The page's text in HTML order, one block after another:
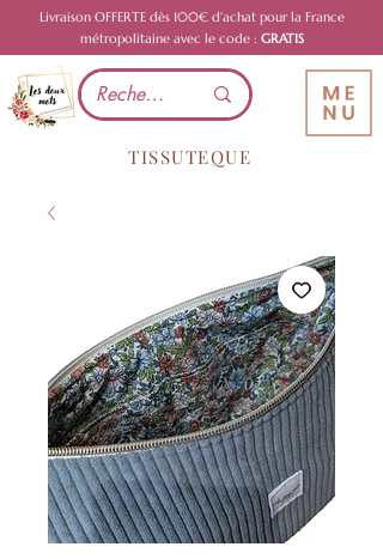
Livraison OFFERTE dès 100€ d'achat pour la France
métropolitaine avec le code : GRATIS
TISSUTEQUE